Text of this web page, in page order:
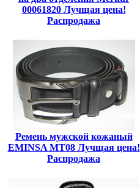
00061820 Лучщая цена!
Распродажа
Ремень мужской кожаный
EMINSA MT08 Лучщая цена!
Распродажа